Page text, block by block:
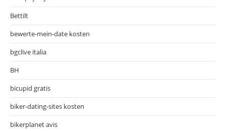
Bettilt
bewerte-mein-date kosten
bgclive italia
BH
bicupid gratis
biker-dating-sites kosten
bikerplanet avis